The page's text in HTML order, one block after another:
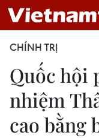
CHÍNH TRỊ
Quốc hội
nhiệm
cao bằng